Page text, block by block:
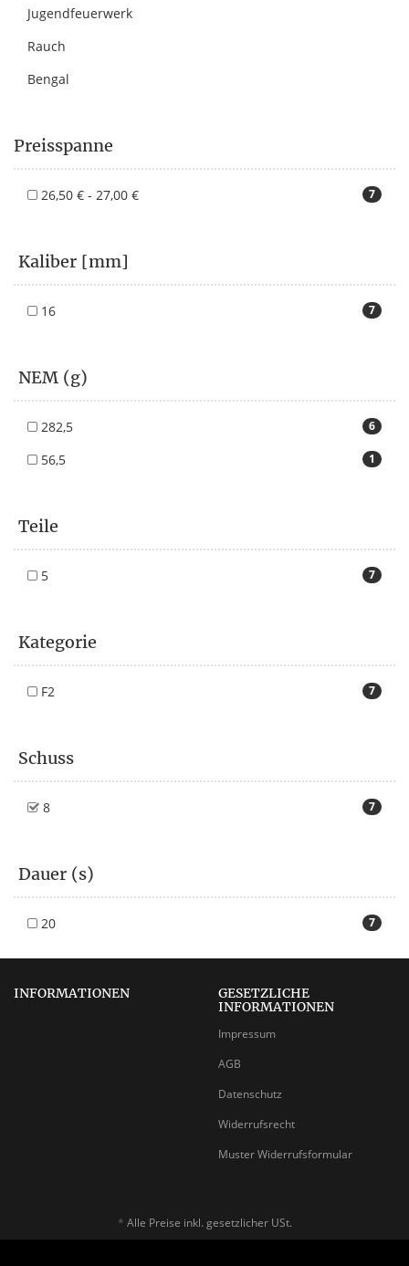
Jugendfeuerwerk
Rauch
Bengal
Preisspanne
7
26,50 € - 27,00 €
Kaliber [mm]
7
16
NEM (g)
6
282,5
1
56,5
Teile
7
5
Kategorie
7
F2
Schuss
7
8
Dauer (s)
7
20
INFORMATIONEN
GESETZLICHE
INFORMATIONEN
Impressum
AGB
Datenschutz
Widerrufsrecht
Muster Widerrufsformular
* Alle Preise inkl. gesetzlicher USt.